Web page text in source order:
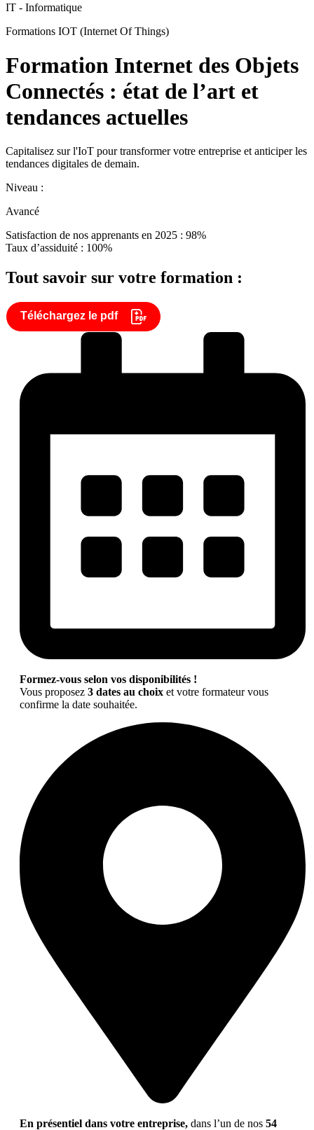
IT - Informatique
Formations IOT (Internet Of Things)
Formation Internet des Objets
Connectés : état de l’art et
tendances actuelles
Capitalisez sur l'IoT pour transformer votre entreprise et anticiper les
tendances digitales de demain.
Niveau :
Avancé
Satisfaction de nos apprenants en 2025 : 98%
Taux d’assiduité : 100%
Tout savoir sur votre formation :
Téléchargez le pdf
Formez-vous selon vos disponibilités !
Vous proposez 3 dates au choix et votre formateur vous
confirme la date souhaitée.
En présentiel dans votre entreprise, dans l’un de nos 54